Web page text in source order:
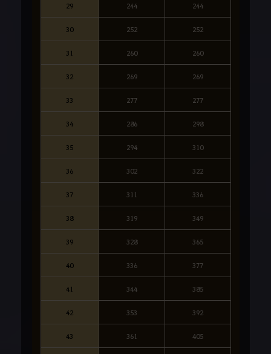
29 244 244
30 252 252
31 260 260
32 269 269
33 277 277
34 286 298
35 294 310
36 302 322
37 311 336
38 319 349
39 328 365
40 336 377
41 344 385
42 353 392
43 361 405